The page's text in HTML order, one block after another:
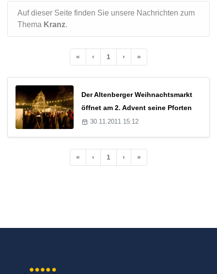
Auf dieser Seite finden Sie unsere Nachrichten zum
Thema Kranz.
« ‹ 1 › »
Der Altenberger Weihnachtsmarkt
öffnet am 2. Advent seine Pforten
30.11.2011 15:12
« ‹ 1 › »